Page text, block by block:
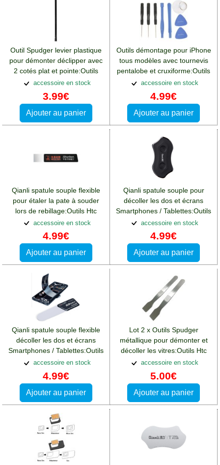
Outil Spudger levier plastique
pour démonter déclipper avec
2 cotés plat et pointe:Outils
Htc One A9
accessoire en stock
3.99€
Ajouter au panier
Outils démontage pour iPhone
tous modèles avec tournevis
pentalobe et cruxiforme:Outils
Htc One A9
accessoire en stock
4.99€
Ajouter au panier
Qianli spatule souple flexible
pour étaler la pate à souder
lors de rebillage:Outils Htc
One A9
accessoire en stock
4.99€
Ajouter au panier
Qianli spatule souple pour
décoller les dos et écrans
Smartphones / Tablettes:Outils
Htc One A9
accessoire en stock
4.99€
Ajouter au panier
Qianli spatule souple flexible
décoller les dos et écrans
Smartphones / Tablettes:Outils
Htc One A9
accessoire en stock
4.99€
Ajouter au panier
Lot 2 x Outils Spudger
métallique pour démonter et
décoller les vitres:Outils Htc
One A9
accessoire en stock
5.00€
Ajouter au panier